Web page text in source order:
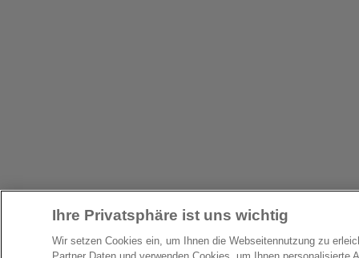
Ihre Privatsphäre ist uns wichtig
Wir setzen Cookies ein, um Ihnen die Webseitennutzung zu